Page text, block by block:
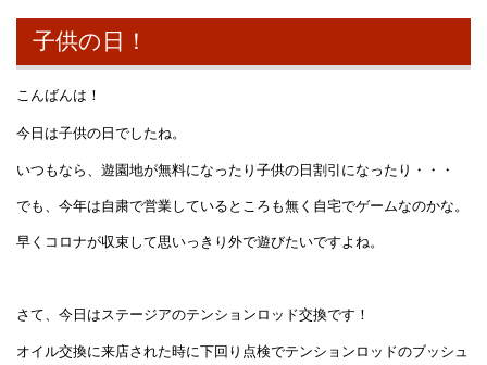
子供の日！
こんばんは！
今日は子供の日でしたね。
いつもなら、遊園地が無料になったり子供の日割引になったり・・・
でも、今年は自粛で営業しているところも無く自宅でゲームなのかな。
早くコロナが収束して思いっきり外で遊びたいですよね。
さて、今日はステージアのテンションロッド交換です！
オイル交換に来店された時に下回り点検でテンションロッドのブッシュ